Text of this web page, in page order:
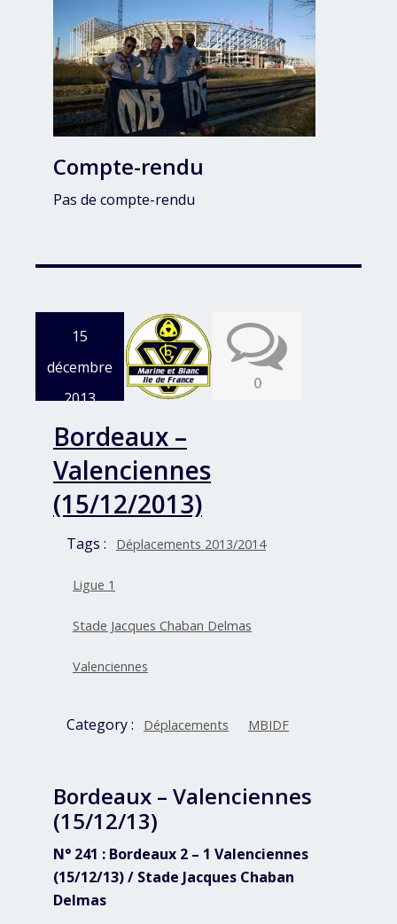
Compte-rendu
Pas de compte-rendu
15
décembre
2013
0
Bordeaux –
Valenciennes
(15/12/2013)
Tags : Déplacements 2013/2014
Ligue 1
Stade Jacques Chaban Delmas
Valenciennes
Category : Déplacements MBIDF
Bordeaux – Valenciennes
(15/12/13)
N° 241 : Bordeaux 2 – 1 Valenciennes
(15/12/13) / Stade Jacques Chaban
Delmas